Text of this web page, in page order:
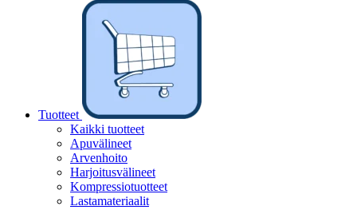
Tuotteet
Kaikki tuotteet
Apuvälineet
Arvenhoito
Harjoitusvälineet
Kompressiotuotteet
Lastamateriaalit